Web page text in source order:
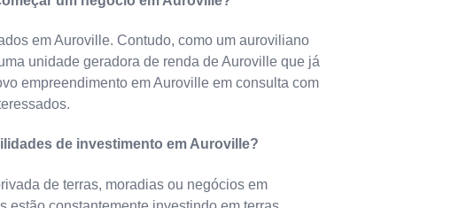
em Auroville. Contudo, como um auroviliano
unidade geradora de renda de Auroville que já
empreendimento em Auroville em consulta com
de investimento em Auroville?
de terras, moradias ou negócios em